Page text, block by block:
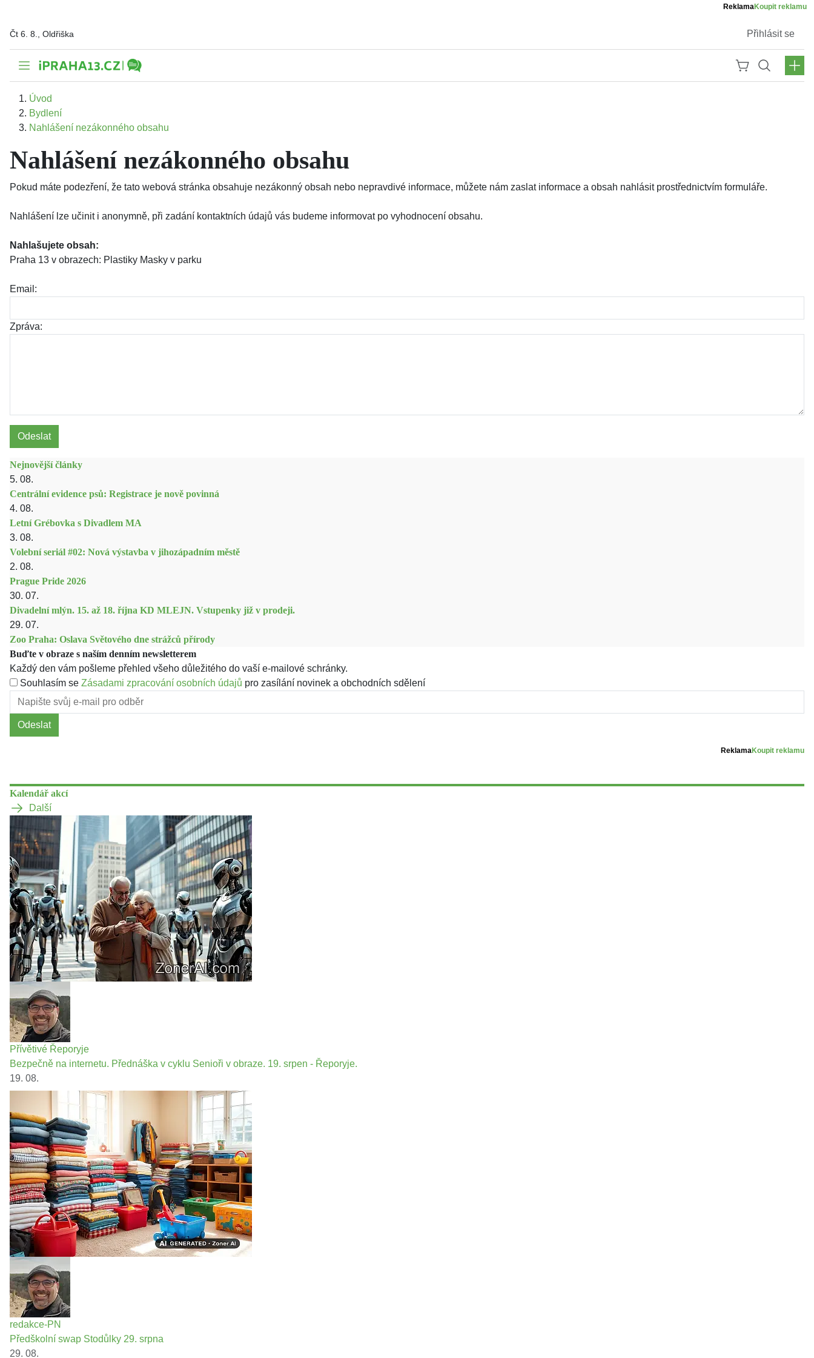
ReklamaKoupit reklamu
Čt 6. 8., Oldřiška Přihlásit se
Úvod
Bydlení
Nahlášení nezákonného obsahu
Nahlášení nezákonného obsahu
Pokud máte podezření, že tato webová stránka obsahuje nezákonný obsah nebo nepravdivé informace, můžete nám zaslat informace a obsah nahlásit prostřednictvím formuláře.
Nahlášení lze učinit i anonymně, při zadání kontaktních údajů vás budeme informovat po vyhodnocení obsahu.
Nahlašujete obsah:
Praha 13 v obrazech: Plastiky Masky v parku
Email:
Zpráva:
Odeslat
Nejnovější články
5. 08.
Centrální evidence psů: Registrace je nově povinná
4. 08.
Letní Grébovka s Divadlem MA
3. 08.
Volební seriál #02: Nová výstavba v jihozápadním městě
2. 08.
Prague Pride 2026
30. 07.
Divadelní mlýn. 15. až 18. října KD MLEJN. Vstupenky již v prodeji.
29. 07.
Zoo Praha: Oslava Světového dne strážců přírody
Buďte v obraze s naším denním newsletterem
Každý den vám pošleme přehled všeho důležitého do vaší e-mailové schránky.
Souhlasím se Zásadami zpracování osobních údajů pro zasílání novinek a obchodních sdělení
Odeslat
ReklamaKoupit reklamu
Kalendář akcí
Další
Přívětivé Řeporyje
Bezpečně na internetu. Přednáška v cyklu Senioři v obraze. 19. srpen - Řeporyje.
19. 08.
redakce-PN
Předškolní swap Stodůlky 29. srpna
29. 08.